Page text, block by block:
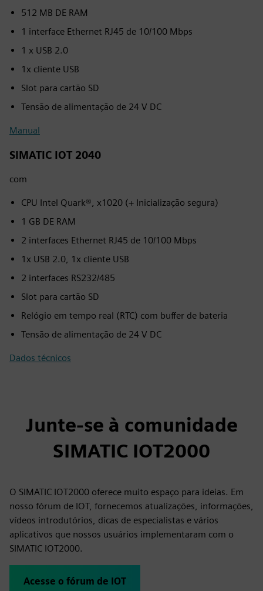
512 MB DE RAM
1 interface Ethernet RJ45 de 10/100 Mbps
1 x USB 2.0
1x cliente USB
Slot para cartão SD
Tensão de alimentação de 24 V DC
Manual
SIMATIC IOT 2040
com
CPU Intel Quark®, x1020 (+ Inicialização segura)
1 GB DE RAM
2 interfaces Ethernet RJ45 de 10/100 Mbps
1x USB 2.0, 1x cliente USB
2 interfaces RS232/485
Slot para cartão SD
Relógio em tempo real (RTC) com buffer de bateria
Tensão de alimentação de 24 V DC
Dados técnicos
Junte-se à comunidade
SIMATIC IOT2000
O SIMATIC IOT2000 oferece muito espaço para ideias. Em
nosso fórum de IOT, fornecemos atualizações, informações,
vídeos introdutórios, dicas de especialistas e vários
aplicativos que nossos usuários implementaram com o
SIMATIC IOT2000.
Acesse o fórum de IOT